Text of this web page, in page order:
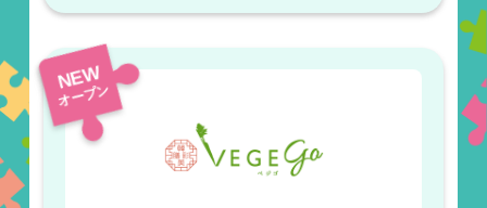
NEW
オープン